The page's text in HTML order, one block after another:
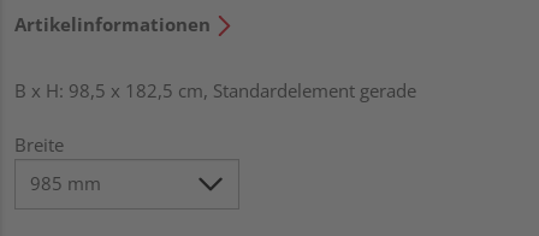
Artikelinformationen
B x H: 98,5 x 182,5 cm, Standardelement gerade
Breite